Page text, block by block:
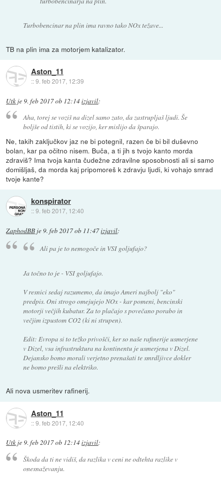
Turbobencinar na plin ima ravno tako NOx težave...
TB na plin ima za motorjem katalizator.
Aston_11
::9. feb 2017, 12:39
Utk je9. feb 2017 ob 12:14izjavil:
Aha, torej se voziš na dizel samo zato, da zastrupljaš ljudi. Še
boljše od tistih, ki se vozijo, ker mislijo da šparajo.
Ne, takih zaključkov jaz ne bi potegnil, razen če bi bil duševno
bolan, kar pa očitno nisem. Buča, a ti jih s tvojo kanto morda
zdraviš? Ima tvoja kanta čudežne zdravilne sposobnosti ali si samo
domišljaš, da morda kaj pripomoreš k zdravju ljudi, ki vohajo smrad
tvoje kante?
konspirator
::9. feb 2017, 12:40
ZaphodBB je9. feb 2017 ob 11:47izjavil:
Ali pa je to nemogoče in VSI goljufajo?
Ja točno to je - VSI goljufajo.
V resnici sedaj razumemo, da imajo Ameri najbolj "eko"
predpis. Oni strogo omejujejo NOx - kar pomeni, bencinski
motorji večjih kubatur. Za to plačajo s povečano porabo in
večjim izpustom CO2 (ki ni strupen).
Edit: Evropa si to težko privošči, ker so naše rafinerije usmerjene
v Dizel, vsa infrastruktura na kontinentu je usmerjena v Dizel.
Dejansko bomo morali verjetno prenašati te smrdljivce dokler
ne bomo prešli na elektriko.
Ali nova usmeritev rafinerij.
Aston_11
::9. feb 2017, 12:40
Utk je9. feb 2017 ob 12:14izjavil:
Škoda da ti ne vidiš, da razlika v ceni ne odtehta razlike v
onesnaževanju.